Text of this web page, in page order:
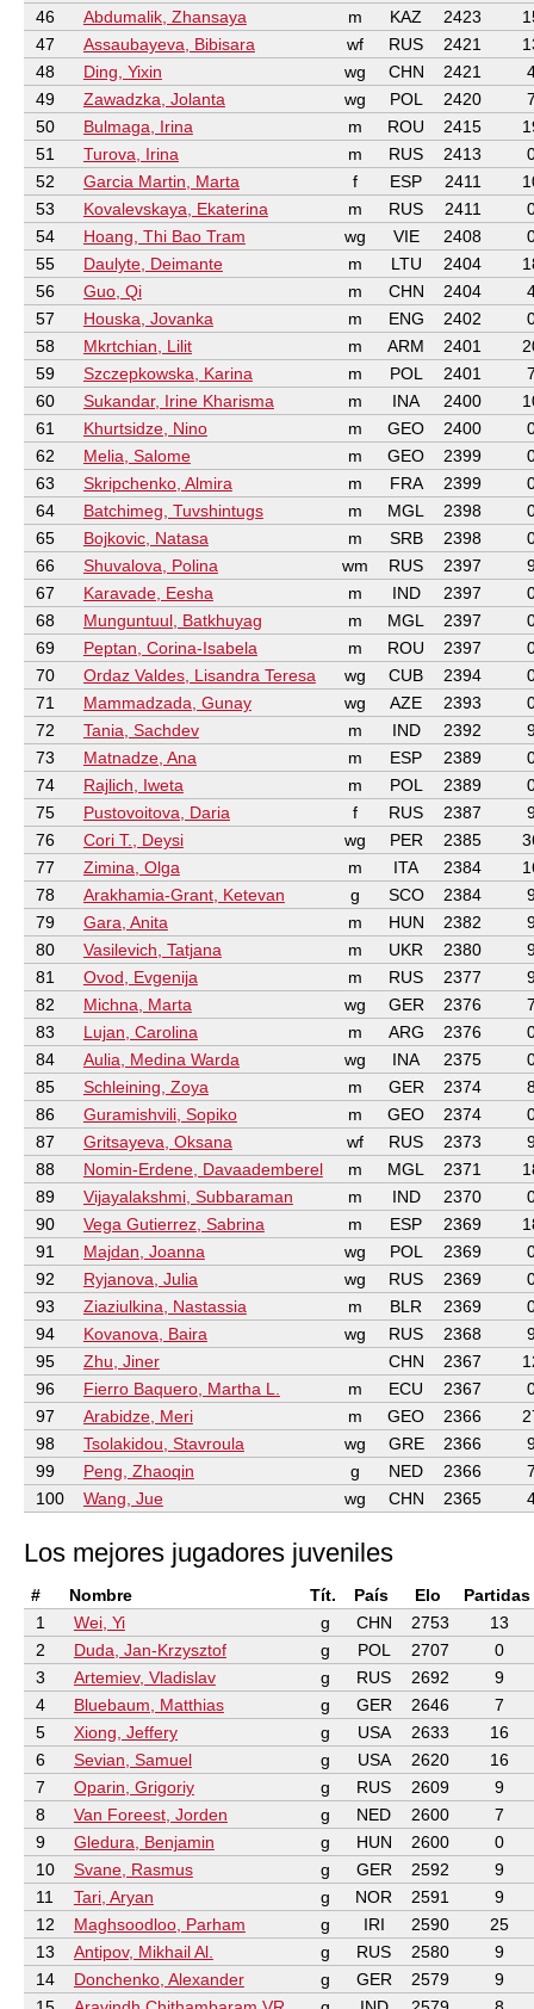
46
Abdumalik, Zhansaya m KAZ 2423
47
Assaubayeva, Bibisara wf RUS 2421
48
Ding, Yixin wg CHN 2421
49
Zawadzka, Jolanta wg POL 2420
50
Bulmaga, Irina m ROU 2415
51
Turova, Irina m RUS 2413
52
Garcia Martin, Marta f ESP 2411
53
Kovalevskaya, Ekaterina m RUS 2411
54
Hoang, Thi Bao Tram wg VIE 2408
55
Daulyte, Deimante m LTU 2404
56
Guo, Qi m CHN 2404
57
Houska, Jovanka m ENG 2402
58
Mkrtchian, Lilit m ARM 2401
59
Szczepkowska, Karina m POL 2401
60
Sukandar, Irine Kharisma m INA 2400
61
Khurtsidze, Nino m GEO 2400
62
Melia, Salome m GEO 2399
63
Skripchenko, Almira m FRA 2399
64
Batchimeg, Tuvshintugs m MGL 2398
65
Bojkovic, Natasa m SRB 2398
66
Shuvalova, Polina wm RUS 2397
67
Karavade, Eesha m IND 2397
68
Munguntuul, Batkhuyag m MGL 2397
69
Peptan, Corina-Isabela m ROU 2397
70
Ordaz Valdes, Lisandra Teresa wg CUB 2394
71
Mammadzada, Gunay wg AZE 2393
72
Tania, Sachdev m IND 2392
73
Matnadze, Ana m ESP 2389
74
Rajlich, Iweta m POL 2389
75
Pustovoitova, Daria f RUS 2387
76
Cori T., Deysi wg PER 2385
77
Zimina, Olga m ITA 2384
78
Arakhamia-Grant, Ketevan g SCO 2384
79
Gara, Anita m HUN 2382
80
Vasilevich, Tatjana m UKR 2380
81
Ovod, Evgenija m RUS 2377
82
Michna, Marta wg GER 2376
83
Lujan, Carolina m ARG 2376
84
Aulia, Medina Warda wg INA 2375
85
Schleining, Zoya m GER 2374
86
Guramishvili, Sopiko m GEO 2374
87
Gritsayeva, Oksana wf RUS 2373
88
Nomin-Erdene, Davaademberel m MGL 2371
89
Vijayalakshmi, Subbaraman m IND 2370
90
Vega Gutierrez, Sabrina m ESP 2369
91
Majdan, Joanna wg POL 2369
92
Ryjanova, Julia wg RUS 2369
93
Ziaziulkina, Nastassia m BLR 2369
94
Kovanova, Baira wg RUS 2368
95
Zhu, Jiner CHN 2367
96
Fierro Baquero, Martha L. m ECU 2367
97
Arabidze, Meri m GEO 2366
98
Tsolakidou, Stavroula wg GRE 2366
99
Peng, Zhaoqin g NED 2366
100
Wang, Jue wg CHN 2365
Los mejores jugadores juveniles
# Nombre Tít. País Elo
Partidas
1
Wei, Yi g CHN 2753
13
2
Duda, Jan-Krzysztof g POL 2707
0
3
Artemiev, Vladislav g RUS 2692
9
4
Bluebaum, Matthias g GER 2646
7
5
Xiong, Jeffery g USA 2633
16
6
Sevian, Samuel g USA 2620
16
7
Oparin, Grigoriy g RUS 2609
9
8
Van Foreest, Jorden g NED 2600
7
9
Gledura, Benjamin g HUN 2600
0
10
Svane, Rasmus g GER 2592
9
11
Tari, Aryan g NOR 2591
9
12
Maghsoodloo, Parham g IRI 2590
25
13
Antipov, Mikhail Al. g RUS 2580
9
14
Donchenko, Alexander g GER 2579
9